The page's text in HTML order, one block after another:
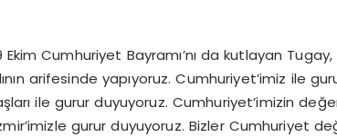
Cumhuriyet Bayramı’nı da kutlayan Tugay,
arifesinde yapıyoruz. Cumhuriyet’imiz ile
ile gurur duyuyoruz. Cumhuriyet’imizin
gurur duyuyoruz. Bizler Cumhuriyet